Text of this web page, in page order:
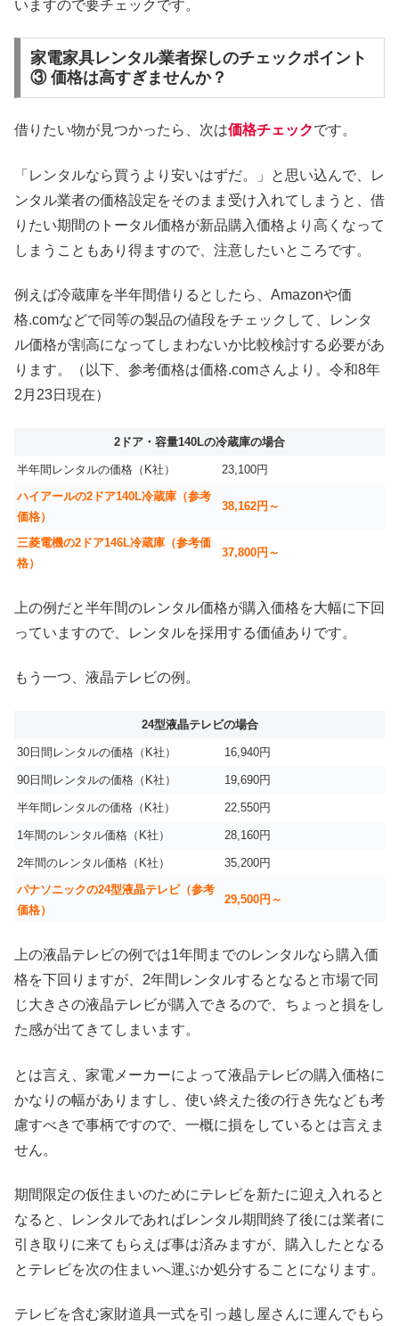
いますので要チェックです。
家電家具レンタル業者探しのチェックポイント
③ 価格は高すぎませんか？
借りたい物が見つかったら、次は価格チェックです。
「レンタルなら買うより安いはずだ。」と思い込んで、レ
ンタル業者の価格設定をそのまま受け入れてしまうと、借
りたい期間のトータル価格が新品購入価格より高くなって
しまうこともあり得ますので、注意したいところです。
例えば冷蔵庫を半年間借りるとしたら、Amazonや価
格.comなどで同等の製品の値段をチェックして、レンタ
ル価格が割高になってしまわないか比較検討する必要があ
ります。（以下、参考価格は価格.comさんより。令和8年
2月23日現在）
2ドア・容量140Lの冷蔵庫の場合
半年間レンタルの価格（K社）
23,100円
ハイアールの2ドア140L冷蔵庫（参考
価格）
38,162円～
三菱電機の2ドア146L冷蔵庫（参考価
格）
37,800円～
上の例だと半年間のレンタル価格が購入価格を大幅に下回
っていますので、レンタルを採用する価値ありです。
もう一つ、液晶テレビの例。
24型液晶テレビの場合
30日間レンタルの価格（K社） 16,940円
90日間レンタルの価格（K社） 19,690円
半年間レンタルの価格（K社） 22,550円
1年間のレンタル価格（K社） 28,160円
2年間のレンタル価格（K社）
35,200円
パナソニックの24型液晶テレビ（参考
価格）
29,500円～
上の液晶テレビの例では1年間までのレンタルなら購入価
格を下回りますが、2年間レンタルするとなると市場で同
じ大きさの液晶テレビが購入できるので、ちょっと損をし
た感が出てきてしまいます。
とは言え、家電メーカーによって液晶テレビの購入価格に
かなりの幅がありますし、使い終えた後の行き先なども考
慮すべきで事柄ですので、一概に損をしているとは言えま
せん。
期間限定の仮住まいのためにテレビを新たに迎え入れると
なると、レンタルであればレンタル期間終了後には業者に
引き取りに来てもらえば事は済みますが、購入したとなる
とテレビを次の住まいへ運ぶか処分することになります。
テレビを含む家財道具一式を引っ越し屋さんに運んでもら